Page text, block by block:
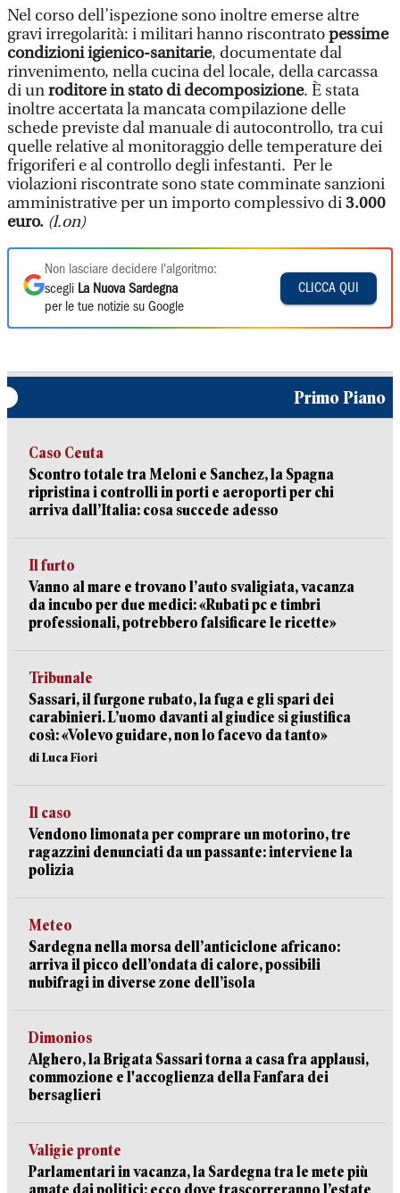
Nel corso dell’ispezione sono inoltre emerse altre
gravi irregolarità: i militari hanno riscontratopessime
condizioni igienico-sanitarie, documentate dal
rinvenimento, nella cucina del locale, della carcassa
di unroditore in stato di decomposizione. È stata
inoltre accertata la mancata compilazione delle
schede previste dal manuale di autocontrollo, tra cui
quelle relative al monitoraggio delle temperature dei
frigoriferi e al controllo degli infestanti. Per le
violazioni riscontrate sono state comminate sanzioni
amministrative per un importo complessivo di3.000
euro. (l.on)
Non lasciare decidere l'algoritmo:
scegli La Nuova Sardegna
per le tue notizie su Google
CLICCA QUI
Primo Piano
Caso Ceuta
Scontro totale tra Meloni e Sanchez, la Spagna
ripristina i controlli in porti e aeroporti per chi
arriva dall’Italia: cosa succede adesso
Il furto
Vanno al mare e trovano l’auto svaligiata, vacanza
da incubo per due medici: «Rubati pc e timbri
professionali, potrebbero falsificare le ricette»
Tribunale
Sassari, il furgone rubato, la fuga e gli spari dei
carabinieri. L’uomo davanti al giudice si giustifica
così: «Volevo guidare, non lo facevo da tanto»
di Luca Fiori
Il caso
Vendono limonata per comprare un motorino, tre
ragazzini denunciati da un passante: interviene la
polizia
Meteo
Sardegna nella morsa dell’anticiclone africano:
arriva il picco dell’ondata di calore, possibili
nubifragi in diverse zone dell’isola
Dimonios
Alghero, la Brigata Sassari torna a casa fra applausi,
commozione e l'accoglienza della Fanfara dei
bersaglieri
Valigie pronte
Parlamentari in vacanza, la Sardegna tra le mete più